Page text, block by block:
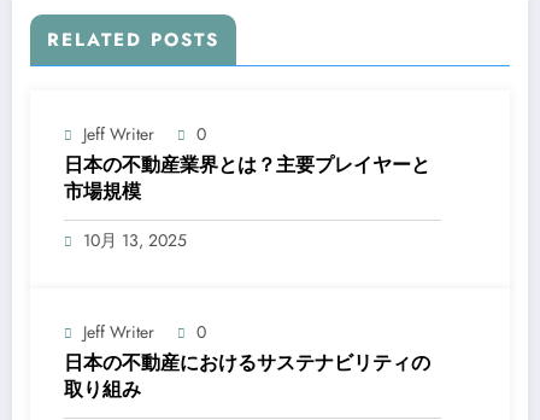
RELATED POSTS
Jeff Writer 0
日本の不動産業界とは？主要プレイヤーと
市場規模
10月 13, 2025
Jeff Writer 0
日本の不動産におけるサステナビリティの
取り組み